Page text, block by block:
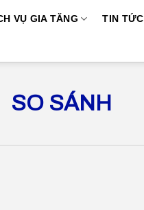
VỤ GIA TĂNG TIN TỨC
SO SÁNH